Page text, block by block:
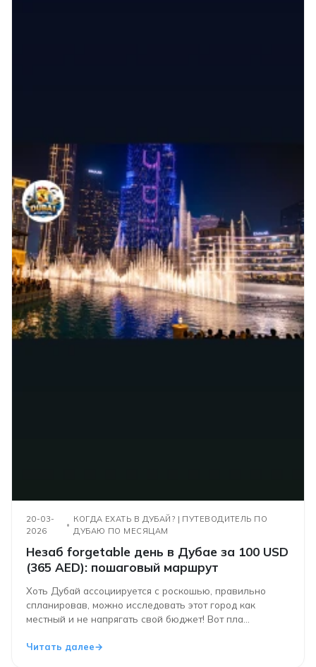
20-03-
2026
КОГДА ЕХАТЬ В ДУБАЙ? | ПУТЕВОДИТЕЛЬ ПО
ДУБАЮ ПО МЕСЯЦАМ
Незаб forgetable день в Дубае за 100 USD
(365 AED): пошаговый маршрут
Хоть Дубай ассоциируется с роскошью, правильно
спланировав, можно исследовать этот город как
местный и не напрягать свой бюджет! Вот пла...
Читать далее